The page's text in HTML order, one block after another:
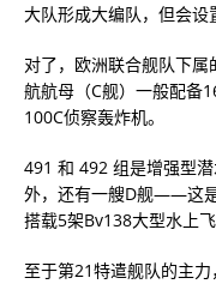
大队形成大编队，但会设
对了，欧洲联合舰队下
航航母（C舰）一般配备
100C侦察轰炸机。
491 和 492 组是增强型
外，还有一艘D舰——这
搭载5架Bv138大型水上飞
至于第21特遣舰队的主